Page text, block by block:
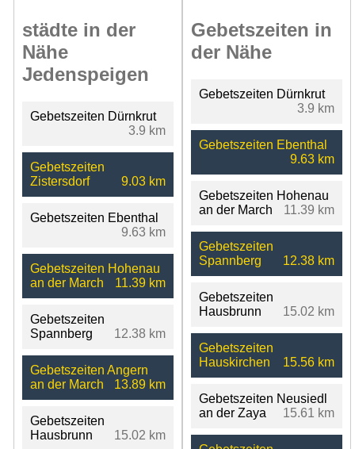
städte in der
Nähe
Jedenspeigen
Gebetszeiten Dürnkrut
3.9 km
Gebetszeiten
Zistersdorf
9.03 km
Gebetszeiten Ebenthal
9.63 km
Gebetszeiten Hohenau
an der March
11.39 km
Gebetszeiten
Spannberg
12.38 km
Gebetszeiten Angern
an der March
13.89 km
Gebetszeiten
Hausbrunn
15.02 km
Gebetszeiten in
der Nähe
Gebetszeiten Dürnkrut
3.9 km
Gebetszeiten Ebenthal
9.63 km
Gebetszeiten Hohenau
an der March
11.39 km
Gebetszeiten
Spannberg
12.38 km
Gebetszeiten
Hausbrunn
15.02 km
Gebetszeiten
Hauskirchen
15.56 km
Gebetszeiten Neusiedl
an der Zaya
15.61 km